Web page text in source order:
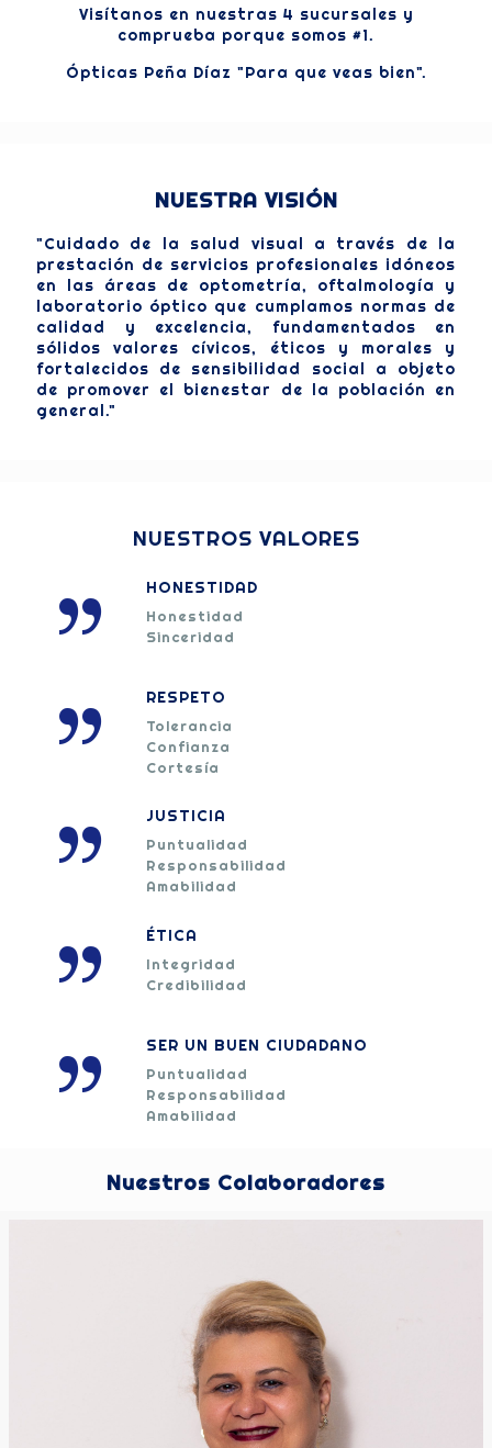
Visítanos en nuestras 4 sucursales y
comprueba porque somos #1.
Ópticas Peña Díaz "Para que veas bien".
NUESTRA VISIÓN
"Cuidado de la salud visual a través de la
prestación de servicios profesionales idóneos
en las áreas de optometría, oftalmología y
laboratorio óptico que cumplamos normas de
calidad y excelencia, fundamentados en
sólidos valores cívicos, éticos y morales y
fortalecidos de sensibilidad social a objeto
de promover el bienestar de la población en
general."
NUESTROS VALORES
HONESTIDAD
Honestidad
Sinceridad
RESPETO
Tolerancia
Confianza
Cortesía
JUSTICIA
Puntualidad
Responsabilidad
Amabilidad
ÉTICA
Integridad
Credibilidad
SER UN BUEN CIUDADANO
Puntualidad
Responsabilidad
Amabilidad
Nuestros Colaboradores